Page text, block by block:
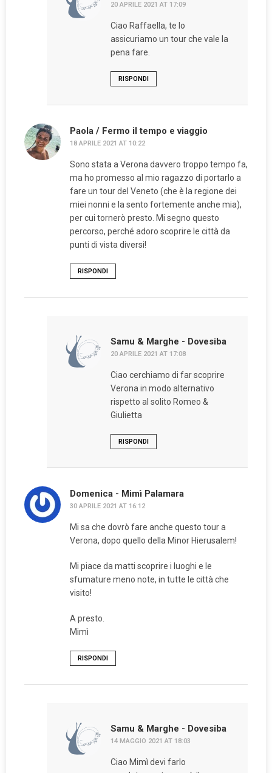
20 APRILE 2021 AT 17:09
Ciao Raffaella, te lo
assicuriamo un tour che vale la
pena fare.
RISPONDI
Paola / Fermo il tempo e viaggio
18 APRILE 2021 AT 10:22
Sono stata a Verona davvero troppo tempo fa,
ma ho promesso al mio ragazzo di portarlo a
fare un tour del Veneto (che è la regione dei
miei nonni e la sento fortemente anche mia),
per cui tornerò presto. Mi segno questo
percorso, perché adoro scoprire le città da
punti di vista diversi!
RISPONDI
Samu & Marghe - Dovesiba
20 APRILE 2021 AT 17:08
Ciao cerchiamo di far scoprire
Verona in modo alternativo
rispetto al solito Romeo &
Giulietta
RISPONDI
Domenica - Mimì Palamara
30 APRILE 2021 AT 16:12
Mi sa che dovrò fare anche questo tour a
Verona, dopo quello della Minor Hierusalem!
Mi piace da matti scoprire i luoghi e le
sfumature meno note, in tutte le città che
visito!
A presto.
Mimì
RISPONDI
Samu & Marghe - Dovesiba
14 MAGGIO 2021 AT 18:03
Ciao Mimì devi farlo